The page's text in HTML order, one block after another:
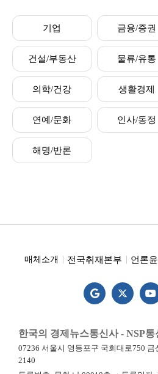
기업 금융/증권
건설/부동산 물류/유통
의학/건강 생활경제
연예/문화 인사/동정
해명/반론
매체소개 전국취재본부 언론
한국의 경제뉴스통신사 - NSP통
07236 서울시 영등포구 국회대로750 금
2140